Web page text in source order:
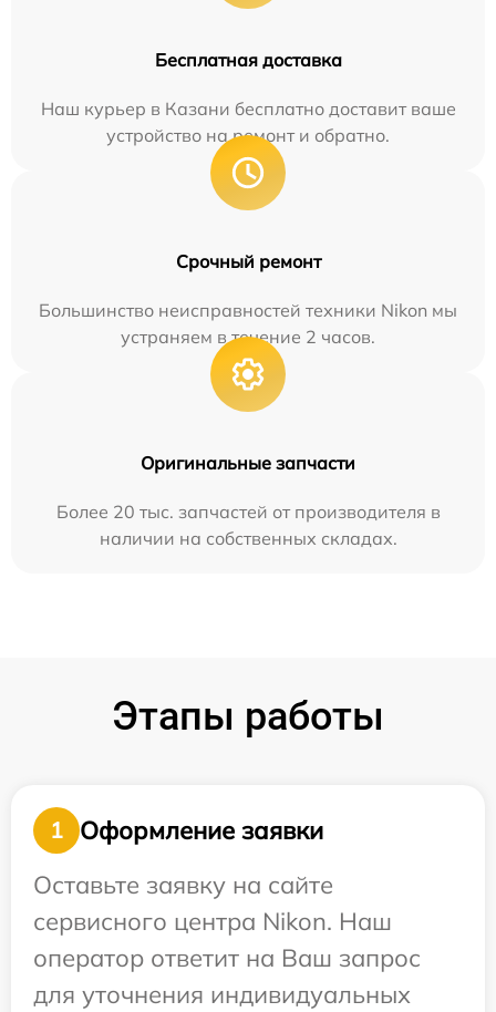
Бесплатная доставка
Наш курьер в Казани бесплатно доставит ваше
устройство на ремонт и обратно.
Срочный ремонт
Большинство неисправностей техники Nikon мы
устраняем в течение 2 часов.
Оригинальные запчасти
Более 20 тыс. запчастей от производителя в
наличии на собственных складах.
Этапы работы
1
Оформление заявки
Оставьте заявку на сайте
сервисного центра Nikon. Наш
оператор ответит на Ваш запрос
для уточнения индивидуальных